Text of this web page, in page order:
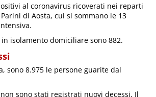
al coronavirus ricoverati nei reparti
di Aosta, cui si sommano le 13
isolamento domiciliare sono 882.
sono 8.975 le persone guarite dal
sono stati registrati nuovi decessi. Il